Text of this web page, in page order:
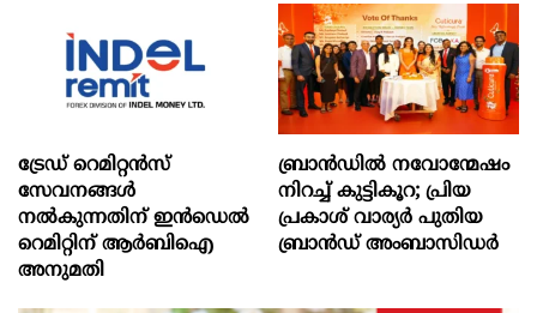
ട്രേഡ് റെമിറ്റന്‍സ്
സേവനങ്ങള്‍
നല്‍കുന്നതിന് ഇന്‍ഡെല്‍
റെമിറ്റിന് ആര്‍ബിഐ
അനുമതി
ബ്രാൻഡിൽ നവോന്മേഷം
നിറച്ച് കുട്ടികൂറ; പ്രിയ
പ്രകാശ് വാര്യർ പുതിയ
ബ്രാൻഡ് അംബാസിഡർ